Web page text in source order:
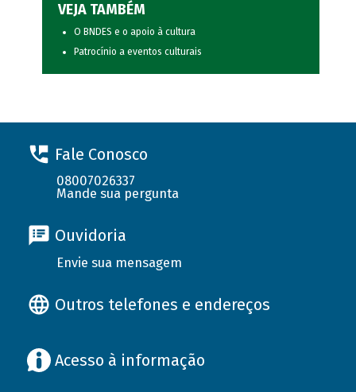
VEJA TAMBÉM
O BNDES e o apoio à cultura
Patrocínio a eventos culturais
Fale Conosco
08007026337
Mande sua pergunta
Ouvidoria
Envie sua mensagem
Outros telefones e endereços
Acesso à informação